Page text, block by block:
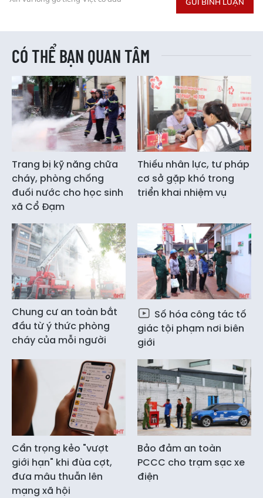
CÓ THỂ BẠN QUAN TÂM
Trang bị kỹ năng chữa
cháy, phòng chống
đuối nước cho học sinh
xã Cổ Đạm
Thiếu nhân lực, tư pháp
cơ sở gặp khó trong
triển khai nhiệm vụ
Chung cư an toàn bắt
đầu từ ý thức phòng
cháy của mỗi người
Số hóa công tác tố
giác tội phạm nơi biên
giới
Cẩn trọng kẻo "vượt
giới hạn" khi đùa cợt,
đưa mâu thuẫn lên
mạng xã hội
Bảo đảm an toàn
PCCC cho trạm sạc xe
điện